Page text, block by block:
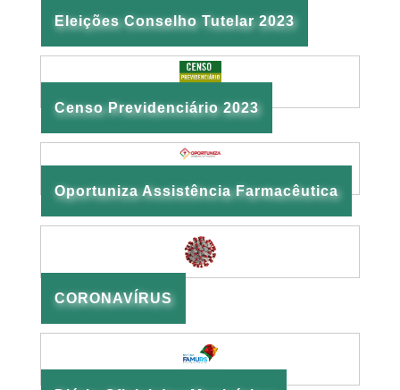
Eleições Conselho Tutelar 2023
Censo Previdenciário 2023
Oportuniza Assistência Farmacêutica
CORONAVÍRUS